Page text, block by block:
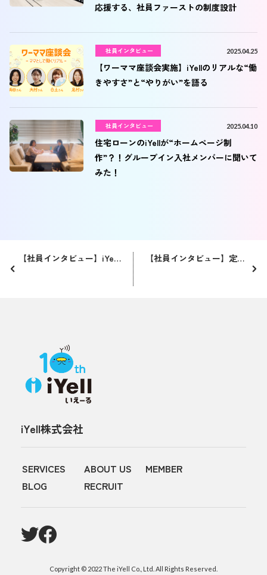
応援する、社員ファーストの制度設計
社員インタビュー 2025.04.25
【ワーママ座談会実施】iYellのリアルな“働
きやすさ”と“やりがい”を語る
社員インタビュー 2025.04.10
住宅ローンのiYellが“ホームページ制
作”？！グループイン入社メンバーに聞いて
みた！
【社員インタビュー】iYellのモノマネ芸人！？iYellに入ったら毎日が楽しくなって夢まで叶っちゃった♪ 【社員インタビュー】定年後もiYellで働きたい理由
iYell株式会社
SERVICES ABOUT US
MEMBER
BLOG
RECRUIT
Copyright © 2022 The iYell Co., Ltd. All Rights Reserved.